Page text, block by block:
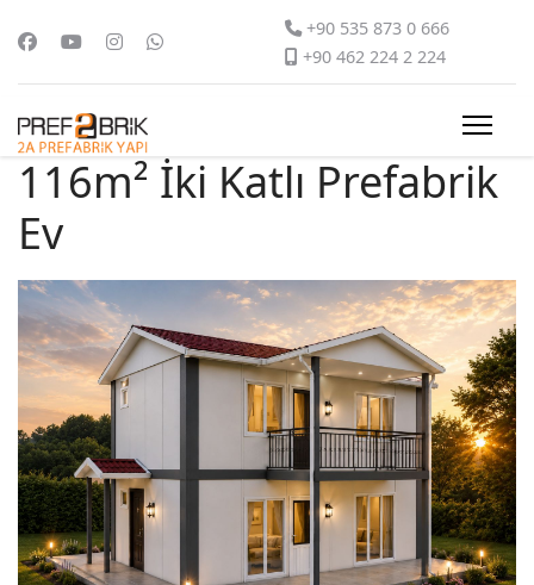
+90 535 873 0 666
+90 462 224 2 224
116m² İki Katlı Prefabrik
Ev